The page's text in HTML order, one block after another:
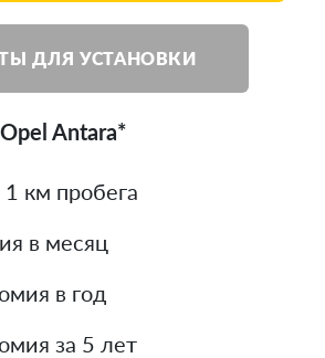
ДЛЯ УСТАНОВКИ
Antara*
км пробега
в месяц
в год
за 5 лет